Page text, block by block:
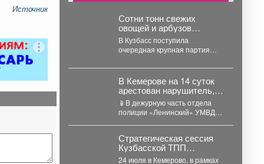
Источник
Сотни тонн свежих
овощей и арбузов
завезли в Кузбасс из-за
границы
В Кузбасс поступила
очередная крупная партия
культур из Казахстана. По...
В Кемерове на 14 суток
арестован нарушитель,
который демонстрировал
прохожим интимные
части тела
📱В дежурную часть отдела
полиции «Ленинский» УМВД
студентка одного...
Стратегическая сессия
Кузбасской ТПП
объединила власть,
24 июля в Кемерово, в рамках